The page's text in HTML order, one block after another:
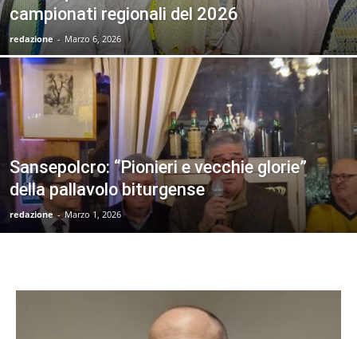
campionati regionali del 2026
redazione - Marzo 6, 2026
Sansepolcro: “Pionieri e vecchie glorie”
della pallavolo biturgense
redazione - Marzo 1, 2026